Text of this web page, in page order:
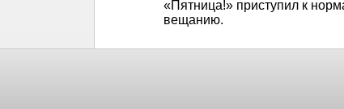
«Пятница!» приступил к
вещанию.